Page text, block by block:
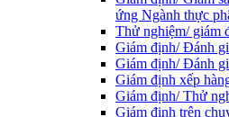
ứng Ngành thực
Thử nghiệm/ giám
Giám định/ Đánh
Giám định/ Đánh
Giám định xếp
Giám định/ Thử
Giám định trên